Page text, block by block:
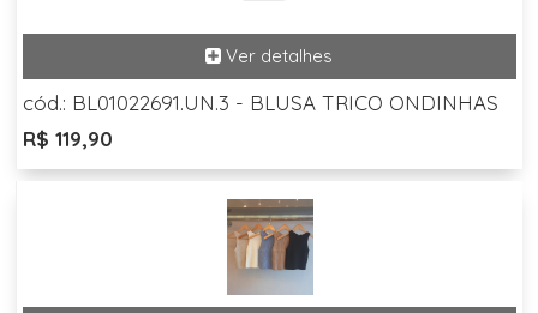
cód.: BL01022691.UN.3 - BLUSA TRICO ONDINHAS
R$ 119,90